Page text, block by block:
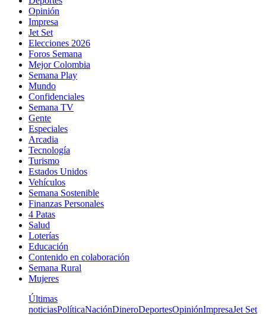
Opinión
Impresa
Jet Set
Elecciones 2026
Foros Semana
Mejor Colombia
Semana Play
Mundo
Confidenciales
Semana TV
Gente
Especiales
Arcadia
Tecnología
Turismo
Estados Unidos
Vehículos
Semana Sostenible
Finanzas Personales
4 Patas
Salud
Loterías
Educación
Contenido en colaboración
Semana Rural
Mujeres
Últimas
noticiasPolíticaNaciónDineroDeportesOpiniónImpresaJet Set